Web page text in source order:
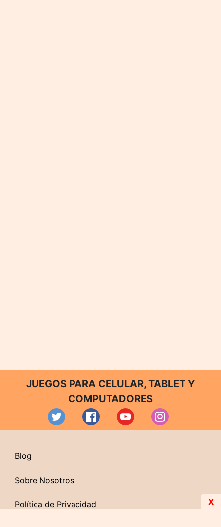
JUEGOS PARA CELULAR, TABLET Y
COMPUTADORES
Blog
Sobre Nosotros
Política de Privacidad X